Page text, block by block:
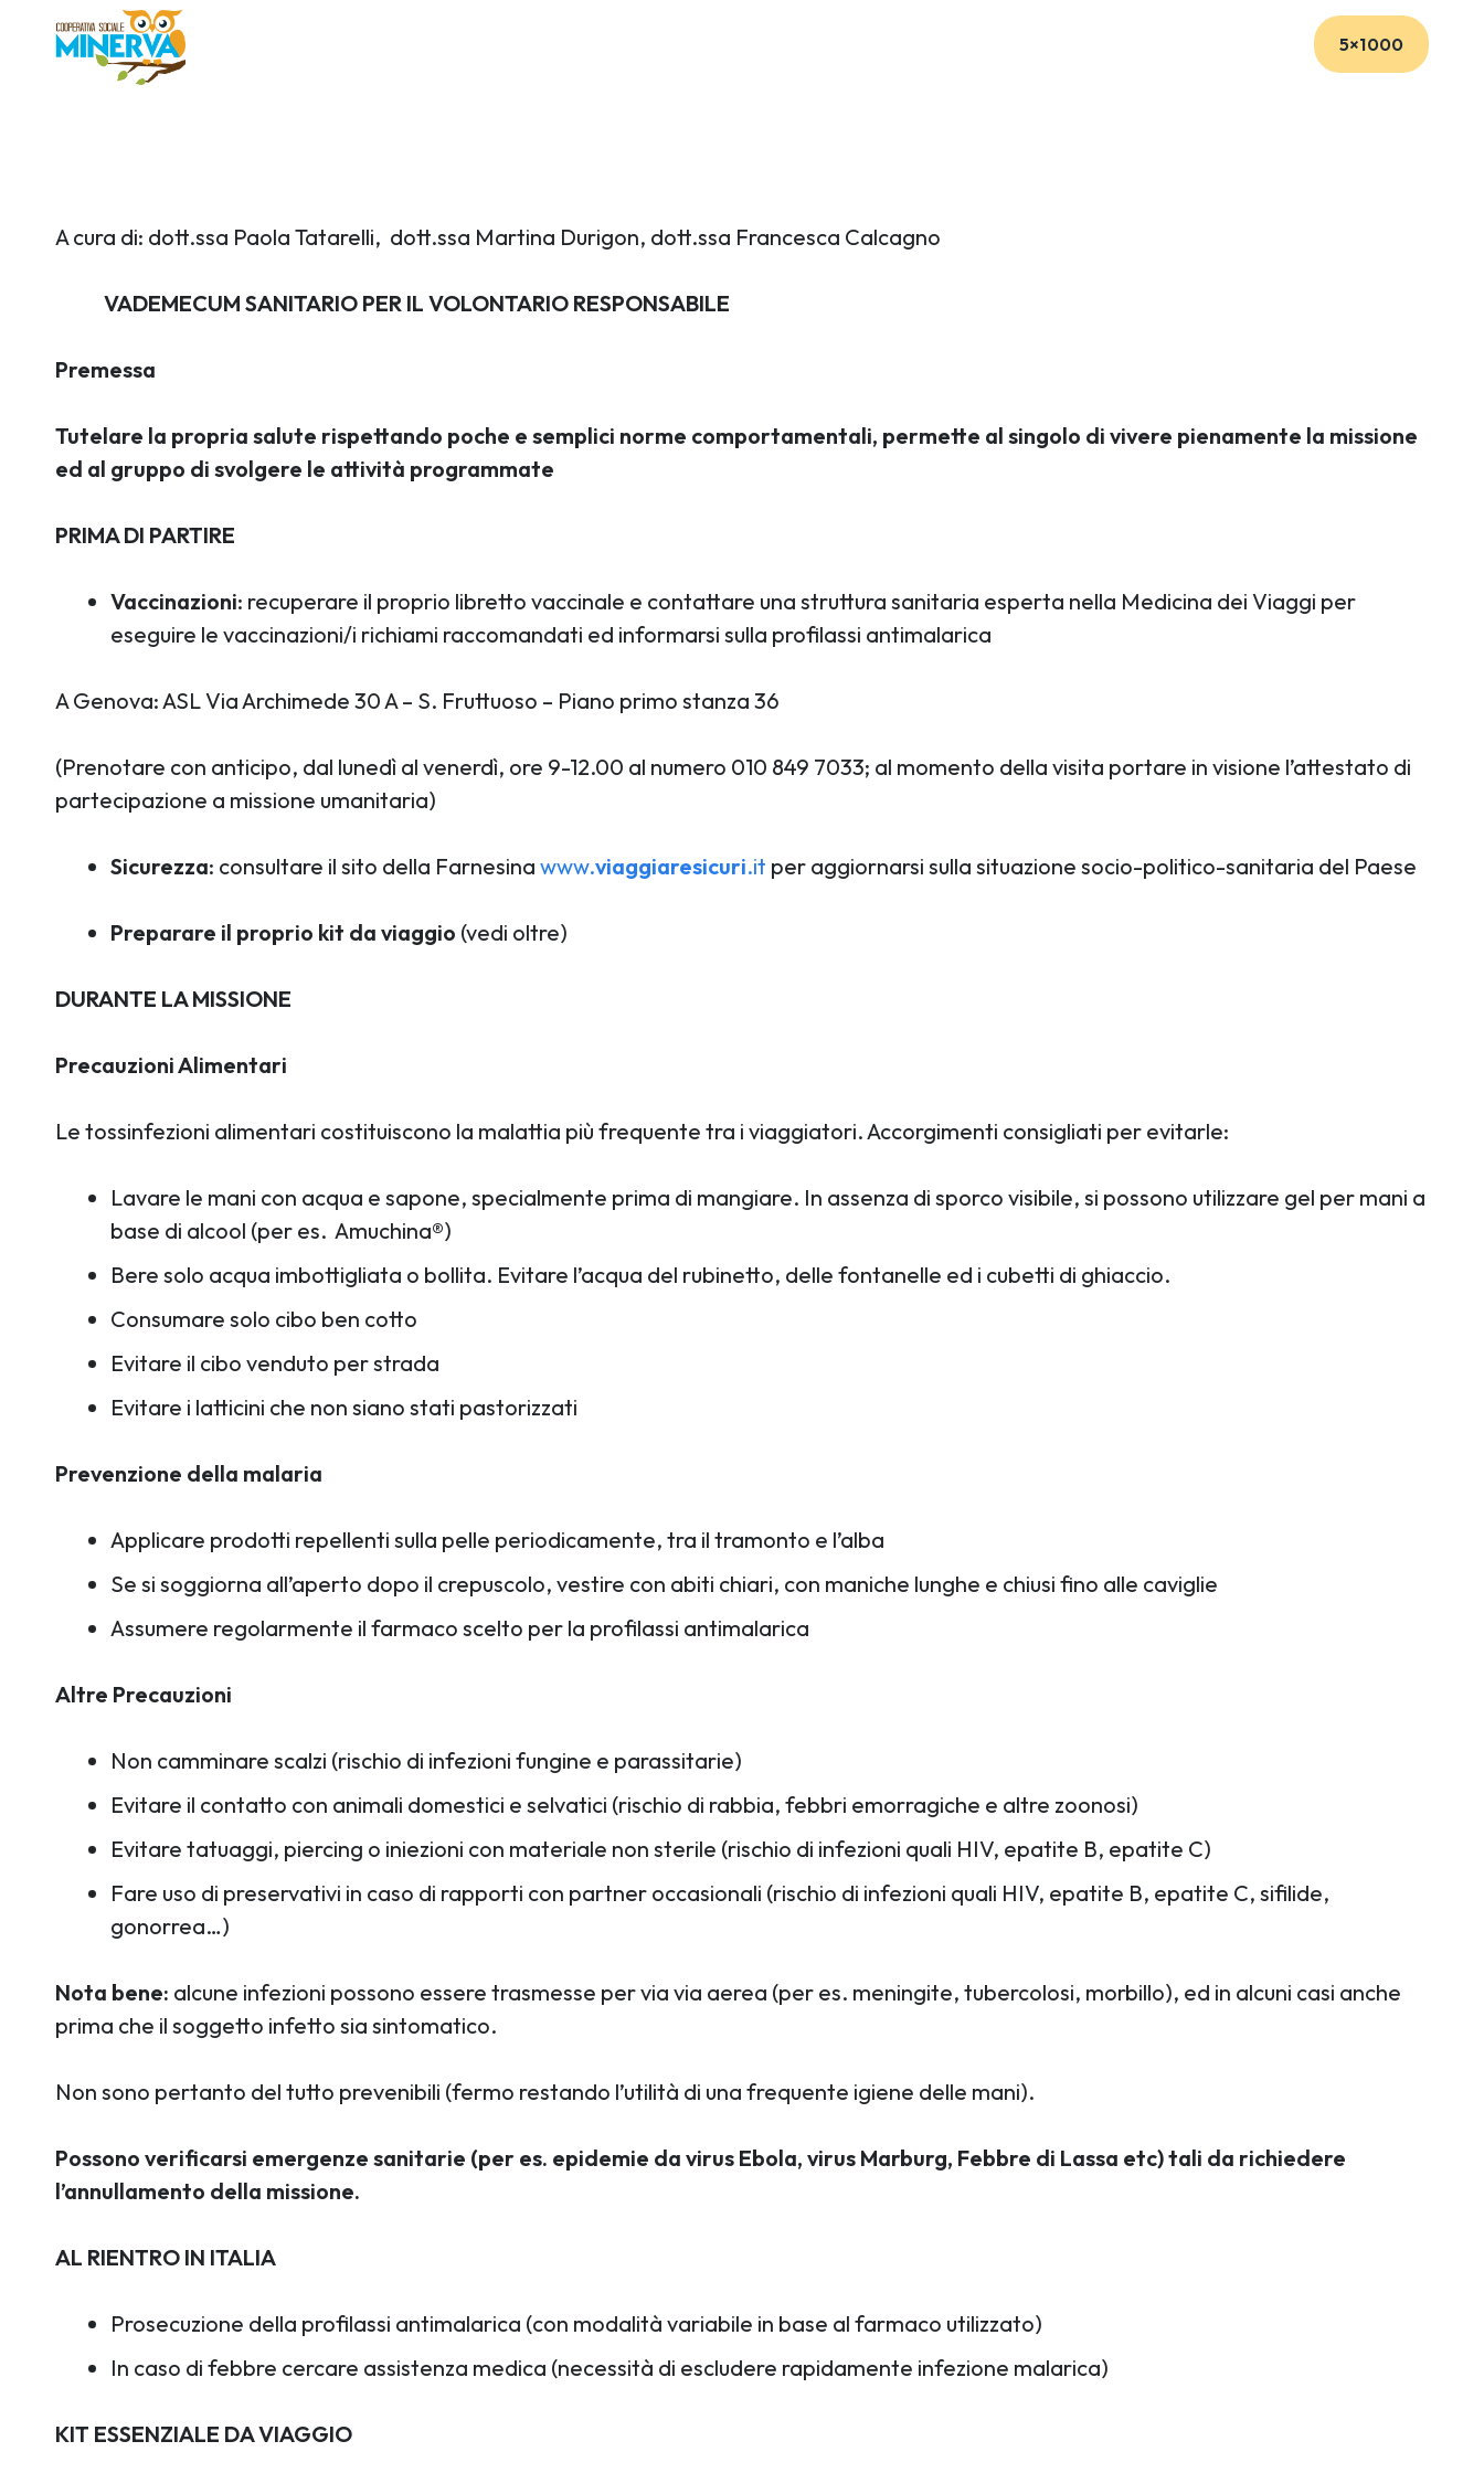
5×1000
A cura di: dott.ssa Paola Tatarelli, dott.ssa Martina Durigon, dott.ssa Francesca Calcagno
VADEMECUM SANITARIO PER IL VOLONTARIO RESPONSABILE
Premessa
Tutelare la propria salute rispettando poche e semplici norme comportamentali, permette al singolo di vivere pienamente la missione
ed al gruppo di svolgere le attività programmate
PRIMA DI PARTIRE
Vaccinazioni: recuperare il proprio libretto vaccinale e contattare una struttura sanitaria esperta nella Medicina dei Viaggi per
eseguire le vaccinazioni/i richiami raccomandati ed informarsi sulla profilassi antimalarica
A Genova: ASL Via Archimede 30 A – S. Fruttuoso – Piano primo stanza 36
(Prenotare con anticipo, dal lunedì al venerdì, ore 9-12.00 al numero 010 849 7033; al momento della visita portare in visione l’attestato di
partecipazione a missione umanitaria)
Sicurezza: consultare il sito della Farnesina www.viaggiaresicuri.it per aggiornarsi sulla situazione socio-politico-sanitaria del Paese
Preparare il proprio kit da viaggio (vedi oltre)
DURANTE LA MISSIONE
Precauzioni Alimentari
Le tossinfezioni alimentari costituiscono la malattia più frequente tra i viaggiatori. Accorgimenti consigliati per evitarle:
Lavare le mani con acqua e sapone, specialmente prima di mangiare. In assenza di sporco visibile, si possono utilizzare gel per mani a
base di alcool (per es. Amuchina®)
Bere solo acqua imbottigliata o bollita. Evitare l’acqua del rubinetto, delle fontanelle ed i cubetti di ghiaccio.
Consumare solo cibo ben cotto
Evitare il cibo venduto per strada
Evitare i latticini che non siano stati pastorizzati
Prevenzione della malaria
Applicare prodotti repellenti sulla pelle periodicamente, tra il tramonto e l’alba
Se si soggiorna all’aperto dopo il crepuscolo, vestire con abiti chiari, con maniche lunghe e chiusi fino alle caviglie
Assumere regolarmente il farmaco scelto per la profilassi antimalarica
Altre Precauzioni
Non camminare scalzi (rischio di infezioni fungine e parassitarie)
Evitare il contatto con animali domestici e selvatici (rischio di rabbia, febbri emorragiche e altre zoonosi)
Evitare tatuaggi, piercing o iniezioni con materiale non sterile (rischio di infezioni quali HIV, epatite B, epatite C)
Fare uso di preservativi in caso di rapporti con partner occasionali (rischio di infezioni quali HIV, epatite B, epatite C, sifilide,
gonorrea…)
Nota bene: alcune infezioni possono essere trasmesse per via via aerea (per es. meningite, tubercolosi, morbillo), ed in alcuni casi anche
prima che il soggetto infetto sia sintomatico.
Non sono pertanto del tutto prevenibili (fermo restando l’utilità di una frequente igiene delle mani).
Possono verificarsi emergenze sanitarie (per es. epidemie da virus Ebola, virus Marburg, Febbre di Lassa etc) tali da richiedere
l’annullamento della missione.
AL RIENTRO IN ITALIA
Prosecuzione della profilassi antimalarica (con modalità variabile in base al farmaco utilizzato)
In caso di febbre cercare assistenza medica (necessità di escludere rapidamente infezione malarica)
KIT ESSENZIALE DA VIAGGIO